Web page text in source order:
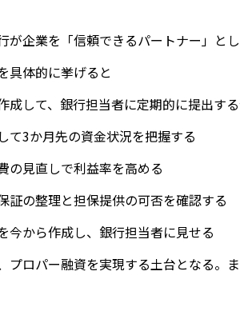
が企業を「信頼できるパートナー」と
具体的に挙げると
して、銀行担当者に定期的に提出す
3か月先の資金状況を把握する
見直しで利益率を高める
の整理と担保提供の可否を確認する
から作成し、銀行担当者に見せる
プロパー融資を実現する土台となる